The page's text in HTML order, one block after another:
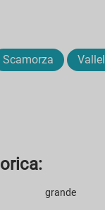
Scamorza
grande